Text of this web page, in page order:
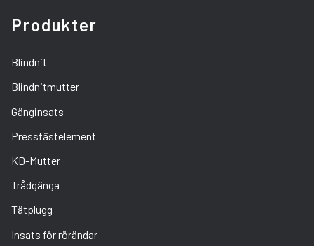
Produkter
Blindnit
Blindnitmutter
Gänginsats
Pressfästelement
KD-Mutter
Trådgänga
Tätplugg
Insats för rörändar